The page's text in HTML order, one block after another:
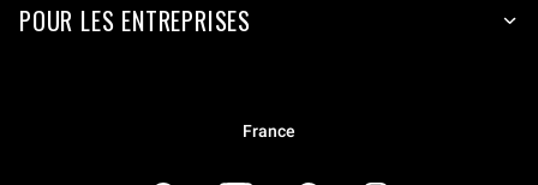
POUR LES ENTREPRISES
France